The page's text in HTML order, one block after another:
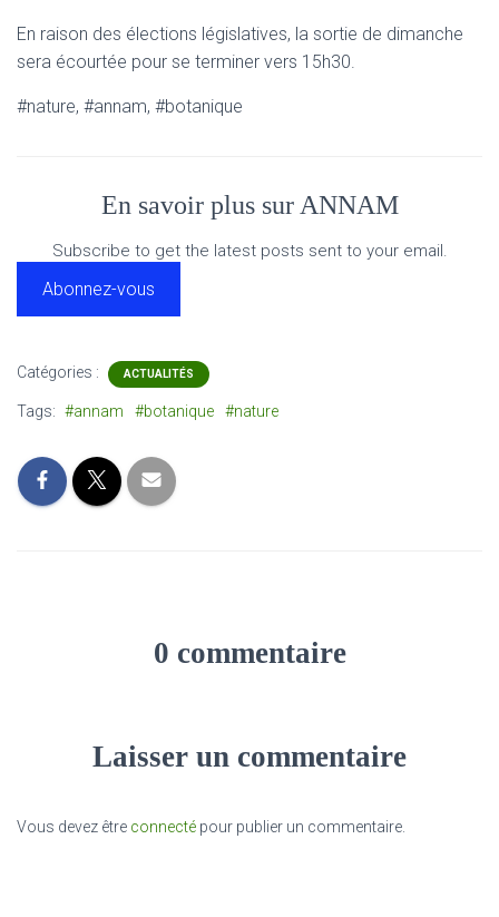
En raison des élections législatives, la sortie de dimanche
sera écourtée pour se terminer vers 15h30.
#nature, #annam, #botanique
En savoir plus sur ANNAM
Subscribe to get the latest posts sent to your email.
Abonnez-vous
Catégories : ACTUALITÉS
Tags: #annam #botanique #nature
0 commentaire
Laisser un commentaire
Vous devez être connecté pour publier un commentaire.